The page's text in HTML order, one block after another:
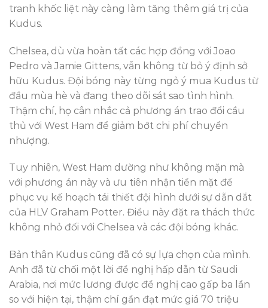
tranh khốc liệt này càng làm tăng thêm giá trị của
Kudus.
Chelsea, dù vừa hoàn tất các hợp đồng với Joao
Pedro và Jamie Gittens, vẫn không từ bỏ ý định sở
hữu Kudus. Đội bóng này từng ngỏ ý mua Kudus từ
đầu mùa hè và đang theo dõi sát sao tình hình.
Thậm chí, họ cân nhắc cả phương án trao đổi cầu
thủ với West Ham để giảm bớt chi phí chuyển
nhượng.
Tuy nhiên, West Ham dường như không mặn mà
với phương án này và ưu tiên nhận tiền mặt để
phục vụ kế hoạch tái thiết đội hình dưới sự dẫn dắt
của HLV Graham Potter. Điều này đặt ra thách thức
không nhỏ đối với Chelsea và các đội bóng khác.
Bản thân Kudus cũng đã có sự lựa chọn của mình.
Anh đã từ chối một lời đề nghị hấp dẫn từ Saudi
Arabia, nơi mức lương được đề nghị cao gấp ba lần
so với hiện tại, thậm chí gần đạt mức giá 70 triệu